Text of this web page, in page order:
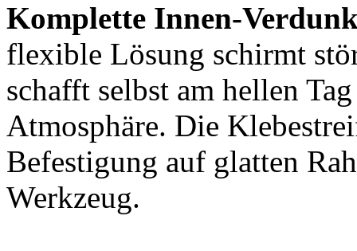
Komplette Innen-
flexible Lösung schirmt
schafft selbst am hellen
Atmosphäre. Die
Befestigung auf glatten
Werkzeug.